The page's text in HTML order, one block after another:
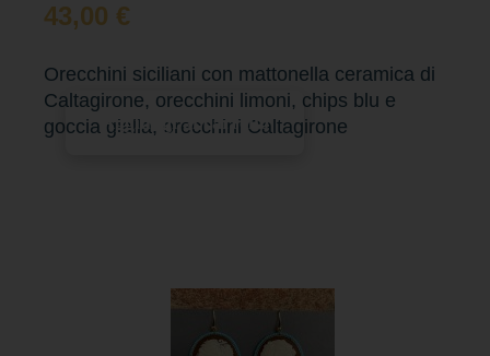
43,00 €
Orecchini siciliani con mattonella ceramica di
Caltagirone, orecchini limoni, chips blu e
goccia gialla, orecchini Caltagirone
Aggiungi al carrello